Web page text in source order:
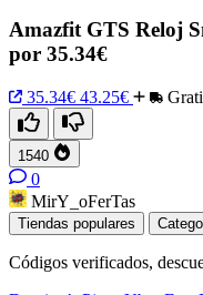
Amazfit GTS Reloj
por 35.34€
35.34€ 43.25€
1540
0
MirY_oFerTas
Tiendas populares
Códigos verificados,